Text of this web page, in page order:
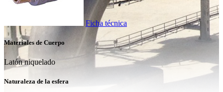
Ficha técnica
Materiales de Cuerpo
Latón niquelado
Naturaleza de la esfera